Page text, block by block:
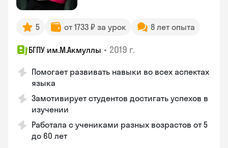
5 от 1733 ₽ за урок 8 лет опыта
БГПУ им.М.Акмуллы • 2019 г.
Помогает развивать навыки во всех аспектах
языка
Замотивирует студентов достигать успехов в
изучении
Работала с учениками разных возрастов от 5
до 60 лет